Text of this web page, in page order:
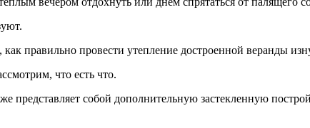
правильно провести утепление достроенной веранды
что есть что.
представляет собой дополнительную застекленную